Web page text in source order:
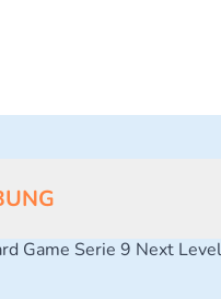
Game Serie 9 Next Level